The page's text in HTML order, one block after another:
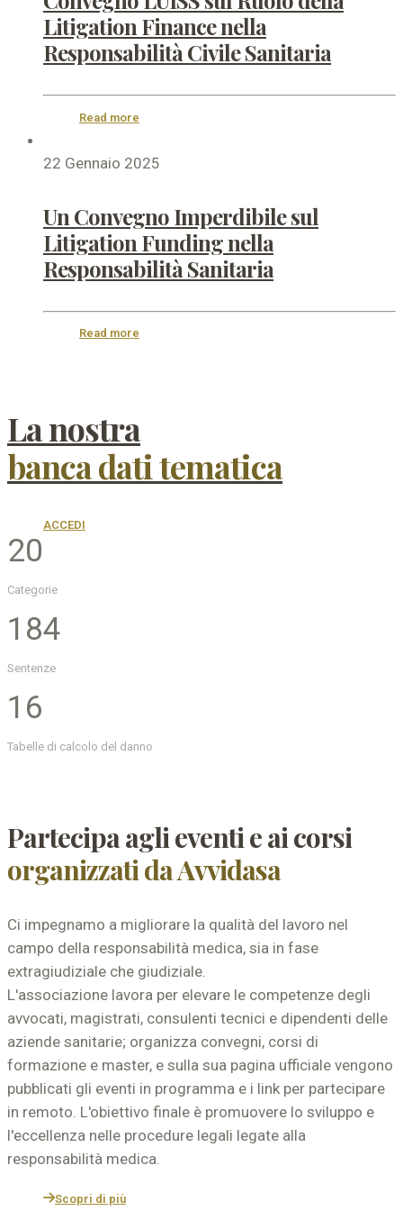
Litigation Finance nella
Responsabilità Civile Sanitaria
Read more
22 Gennaio 2025
Un Convegno Imperdibile sul
Litigation Funding nella
Responsabilità Sanitaria
Read more
La nostra
banca dati tematica
ACCEDI
20
Categorie
184
Sentenze
16
Tabelle di calcolo del danno
Partecipa agli eventi e ai corsi
organizzati da Avvidasa
Ci impegnamo a migliorare la qualità del lavoro nel
campo della responsabilità medica, sia in fase
extragiudiziale che giudiziale.
L'associazione lavora per elevare le competenze degli
avvocati, magistrati, consulenti tecnici e dipendenti delle
aziende sanitarie; organizza convegni, corsi di
formazione e master, e sulla sua pagina ufficiale vengono
pubblicati gli eventi in programma e i link per partecipare
in remoto. L'obiettivo finale è promuovere lo sviluppo e
l'eccellenza nelle procedure legali legate alla
responsabilità medica.
Scopri di più